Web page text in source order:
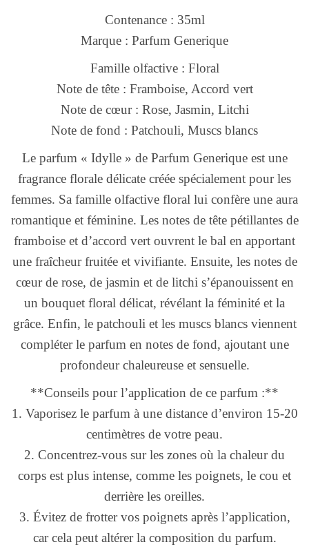
Contenance : 35ml
Marque : Parfum Generique
Famille olfactive : Floral
Note de tête : Framboise, Accord vert
Note de cœur : Rose, Jasmin, Litchi
Note de fond : Patchouli, Muscs blancs
Le parfum « Idylle » de Parfum Generique est une
fragrance florale délicate créée spécialement pour les
femmes. Sa famille olfactive floral lui confère une aura
romantique et féminine. Les notes de tête pétillantes de
framboise et d’accord vert ouvrent le bal en apportant
une fraîcheur fruitée et vivifiante. Ensuite, les notes de
cœur de rose, de jasmin et de litchi s’épanouissent en
un bouquet floral délicat, révélant la féminité et la
grâce. Enfin, le patchouli et les muscs blancs viennent
compléter le parfum en notes de fond, ajoutant une
profondeur chaleureuse et sensuelle.
**Conseils pour l’application de ce parfum :**
1. Vaporisez le parfum à une distance d’environ 15-20
centimètres de votre peau.
2. Concentrez-vous sur les zones où la chaleur du
corps est plus intense, comme les poignets, le cou et
derrière les oreilles.
3. Évitez de frotter vos poignets après l’application,
car cela peut altérer la composition du parfum.